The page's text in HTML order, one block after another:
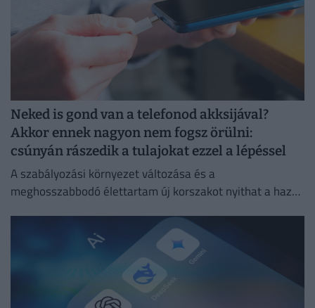
Neked is gond van a telefonod akksijával?
Akkor ennek nagyon nem fogsz örülni:
csúnyán rászedik a tulajokat ezzel a lépéssel
A szabályozási környezet változása és a
meghosszabbodó élettartam új korszakot nyithat a hazai